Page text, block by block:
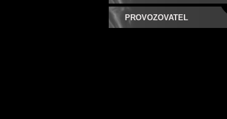
PROVOZOVATEL